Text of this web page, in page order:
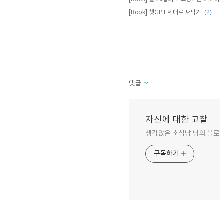
[Book] 챗GPT 제대로 써먹기 (2)
댓글
자신에 대한 고찰
생각많은 소심남 님의 블
구독하기